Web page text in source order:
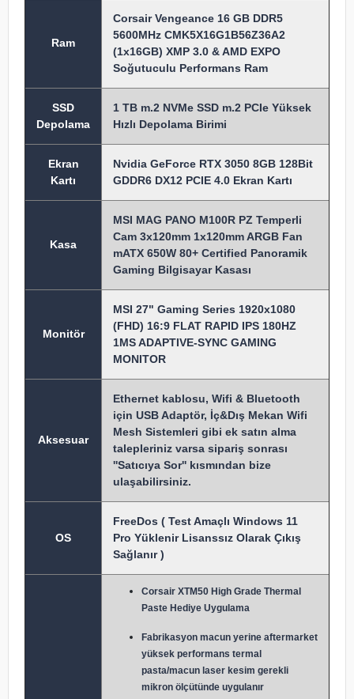
Ram
Corsair Vengeance 16 GB DDR5
5600MHz CMK5X16G1B56Z36A2
(1x16GB) XMP 3.0 & AMD EXPO
Soğutuculu Performans Ram
SSD
Depolama
1 TB m.2 NVMe SSD m.2 PCIe Yüksek
Hızlı Depolama Birimi
Ekran
Kartı
Nvidia GeForce RTX 3050 8GB 128Bit
GDDR6 DX12 PCIE 4.0 Ekran Kartı
Kasa
MSI MAG PANO M100R PZ Temperli
Cam 3x120mm 1x120mm ARGB Fan
mATX 650W 80+ Certified Panoramik
Gaming Bilgisayar Kasası
Monitör
MSI 27" Gaming Series 1920x1080
(FHD) 16:9 FLAT RAPID IPS 180HZ
1MS ADAPTIVE-SYNC GAMING
MONITOR
Aksesuar
Ethernet kablosu, Wifi & Bluetooth
için USB Adaptör, İç&Dış Mekan Wifi
Mesh Sistemleri gibi ek satın alma
talepleriniz varsa sipariş sonrası
''Satıcıya Sor'' kısmından bize
ulaşabilirsiniz.
OS
FreeDos ( Test Amaçlı Windows 11
Pro Yüklenir Lisanssız Olarak Çıkış
Sağlanır )
Corsair XTM50 High Grade Thermal
Paste Hediye Uygulama
Fabrikasyon macun yerine aftermarket
yüksek performans termal
pasta/macun laser kesim gerekli
mikron ölçütünde uygulanır